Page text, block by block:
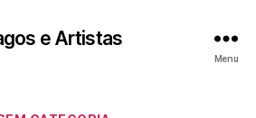
e Artistas
Menu